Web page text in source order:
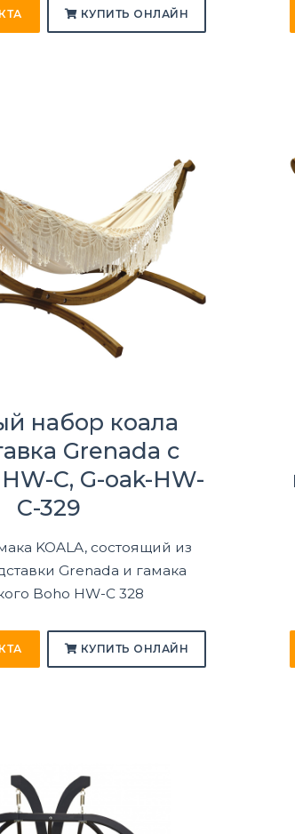
КУПИТЬ ОНЛАЙН
набор коала
Grenada с
C, G-oak-HW-
C-329
KOALA, состоящий из
Grenada и гамака
Boho HW-C 328
КУПИТЬ ОНЛАЙН